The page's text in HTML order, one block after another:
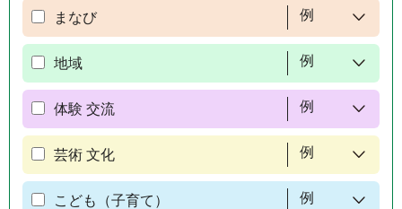
まなび 例
地域 例
体験 交流 例
芸術 文化 例
こども（子育て） 例